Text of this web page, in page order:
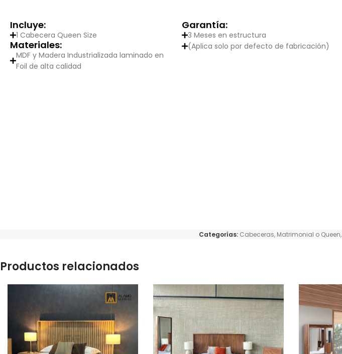
Incluye:
1 Cabecera Queen Size
Materiales:
MDF y Madera Industrializada laminado en
Foil de alta calidad
Garantía:
3 Meses en estructura
(Aplica solo por defecto de fabricación)
Categorías: Cabeceras, Matrimonial o Queen,
Productos relacionados